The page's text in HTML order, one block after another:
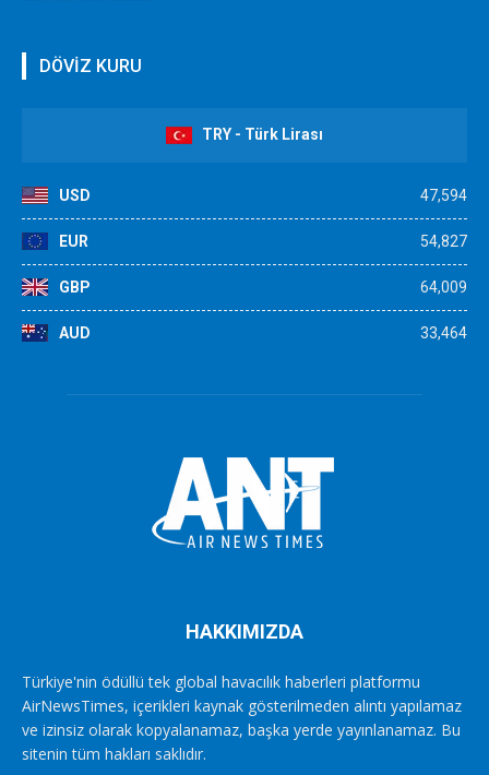
DÖVİZ KURU
TRY - Türk Lirası
USD 47,594
EUR 54,827
GBP 64,009
AUD 33,464
HAKKIMIZDA
Türkiye'nin ödüllü tek global havacılık haberleri platformu
AirNewsTimes, içerikleri kaynak gösterilmeden alıntı yapılamaz
ve izinsiz olarak kopyalanamaz, başka yerde yayınlanamaz. Bu
sitenin tüm hakları saklıdır.